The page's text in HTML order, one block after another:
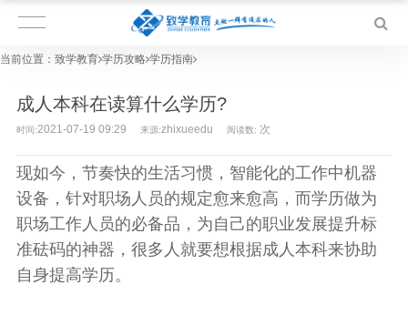
当前位置： 致学教育 学历攻略 学历指南
成人本科在读算什么学历?
时间:2021-07-19 09:29 来源:zhixueedu 阅读数: 次
现如今，节奏快的生活习惯，智能化的工作中机器
设备，针对职场人员的规定愈来愈高，而学历做为
职场工作人员的必备品，为自己的职业发展提升标
准砝码的神器，很多人就要想根据成人本科来协助
自身提高学历。